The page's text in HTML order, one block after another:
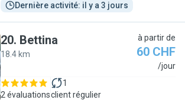
Dernière activité: il y a 3 jours
20. Bettina
18.4 km
à partir de
60 CHF
/jour
2 évaluations
1
client régulier